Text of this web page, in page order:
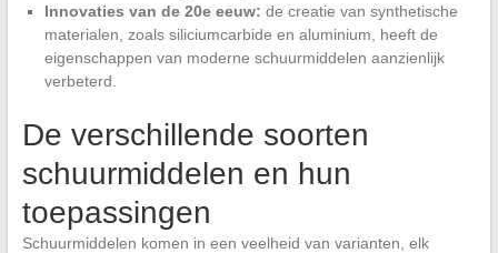
Innovaties van de 20e eeuw: de creatie van synthetische
materialen, zoals siliciumcarbide en aluminium, heeft de
eigenschappen van moderne schuurmiddelen aanzienlijk
verbeterd.
De verschillende soorten
schuurmiddelen en hun
toepassingen
Schuurmiddelen komen in een veelheid van varianten, elk